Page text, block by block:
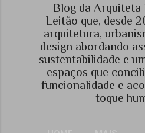
Blog da Arquiteta
Leitão que, desde
arquitetura,
design abordando
sustentabilidade e
espaços que
funcionalidade e
toque